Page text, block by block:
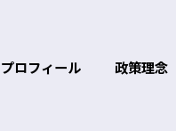
プロフィール 政策理念